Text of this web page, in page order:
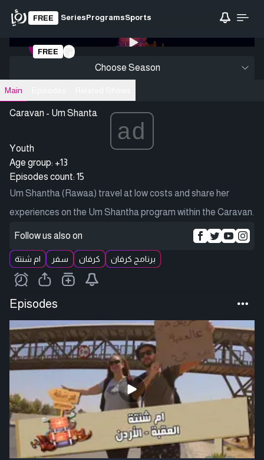
FREE SeriesProgramsSports
FREE
Choose Season
Main
Caravan - Um Shanta
ad
Youth
Age group: +13
Episodes count: 15
Um Shantha (Rawaa) travel at low costs and share her
experiences on the Um Shantha program within the Caravan.
Follow us also on
ام شنتة سفر كرفان برنامج كرفان
Episodes